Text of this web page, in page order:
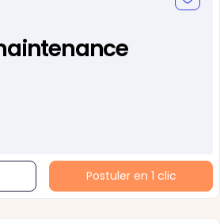
Postuler en 1 clic